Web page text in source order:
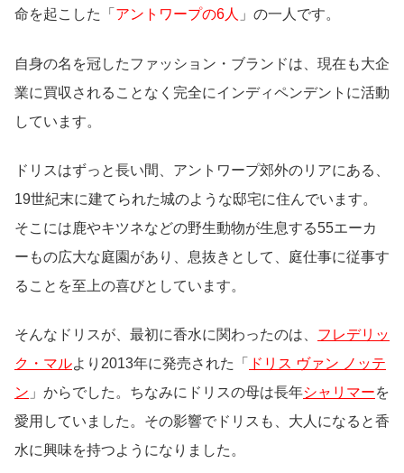
命を起こした「 アントワープの6人 」の一人です。
自身の名を冠したファッション・ブランドは、現在も大企
業に買収されることなく完全にインディペンデントに活動
しています。
ドリスはずっと長い間、アントワープ郊外のリアにある、
19世紀末に建てられた城のような邸宅に住んでいます。
そこには鹿やキツネなどの野生動物が生息する55エーカ
ーもの広大な庭園があり、息抜きとして、庭仕事に従事す
ることを至上の喜びとしています。
そんなドリスが、最初に香水に関わったのは、 フレデリッ
ク・マルより2013年に発売された「
ドリス ヴァン ノッテ
ン 」からでした。ちなみにドリスの母は長年シャリマーを
愛用していました。その影響でドリスも、大人になると香
水に興味を持つようになりました。